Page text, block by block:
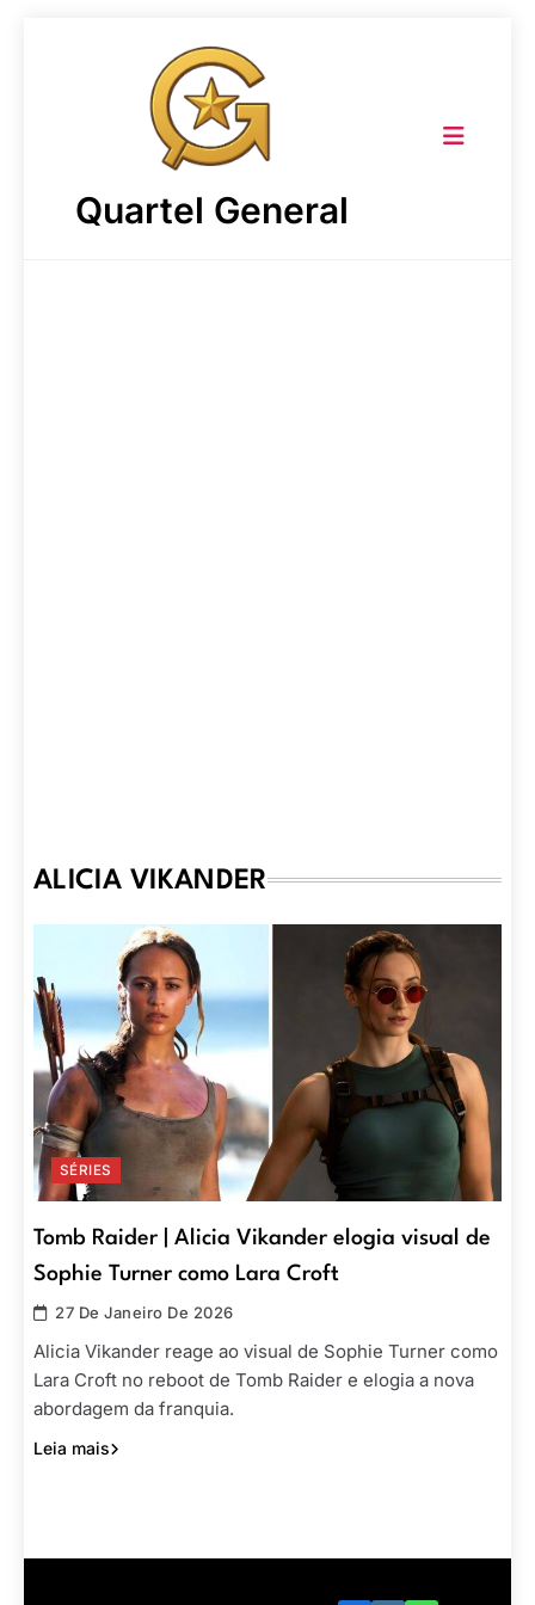
Quartel General
ALICIA VIKANDER
SÉRIES
Tomb Raider | Alicia Vikander elogia visual de
Sophie Turner como Lara Croft
27 De Janeiro De 2026
Alicia Vikander reage ao visual de Sophie Turner como
Lara Croft no reboot de Tomb Raider e elogia a nova
abordagem da franquia.
Leia mais